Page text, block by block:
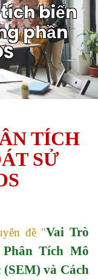
biến
phần
TÍCH
SỬ
đề "Vai Trò
Tích Mô
và Cách